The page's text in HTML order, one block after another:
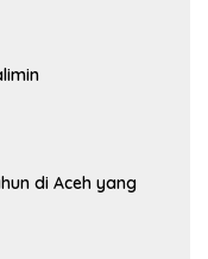
di Aceh yang